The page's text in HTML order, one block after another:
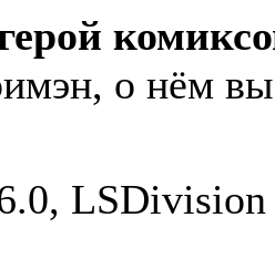
о нём
LSDivision